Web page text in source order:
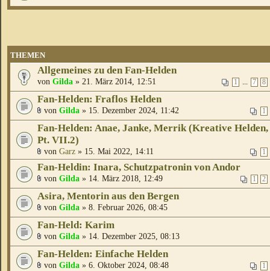
THEMEN
Allgemeines zu den Fan-Helden
1 ... 7 8
von Gilda » 21. März 2014, 12:51
Fan-Helden: Fraflos Helden
1
von Gilda » 15. Dezember 2024, 11:42
Fan-Helden: Anae, Janke, Merrik (Kreative Helden,
Pt. VII.2)
1
von Garz » 15. Mai 2022, 14:11
Fan-Heldin: Inara, Schutzpatronin von Andor
1 2
von Gilda » 14. März 2018, 12:49
Asira, Mentorin aus den Bergen
von Gilda » 8. Februar 2026, 08:45
Fan-Held: Karim
von Gilda » 14. Dezember 2025, 08:13
Fan-Helden: Einfache Helden
1
von Gilda » 6. Oktober 2024, 08:48